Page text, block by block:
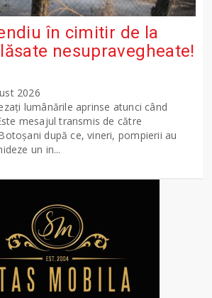
în cimitir de la
nesupravegheate!
2026
lumânările aprinse atunci când
mesajul transmis de către
după ce, vineri, pompierii au
un in...